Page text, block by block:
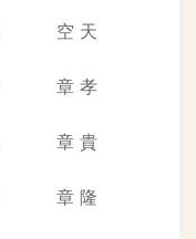
空 天
章 孝
章 貴
章 隆